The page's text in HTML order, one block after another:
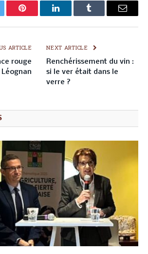
Pinterest LinkedInTumblr Email
ARTICLE
rouge
Léognan
NEXT ARTICLE
Renchérissement du vin :
si le ver était dans le
verre ?